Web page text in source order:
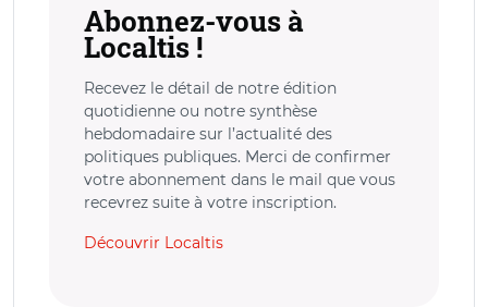
Abonnez-vous à
Localtis !
Recevez le détail de notre édition
quotidienne ou notre synthèse
hebdomadaire sur l’actualité des
politiques publiques. Merci de confirmer
votre abonnement dans le mail que vous
recevrez suite à votre inscription.
Découvrir Localtis